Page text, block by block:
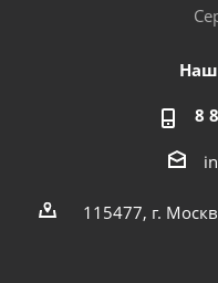
8
115477, г.